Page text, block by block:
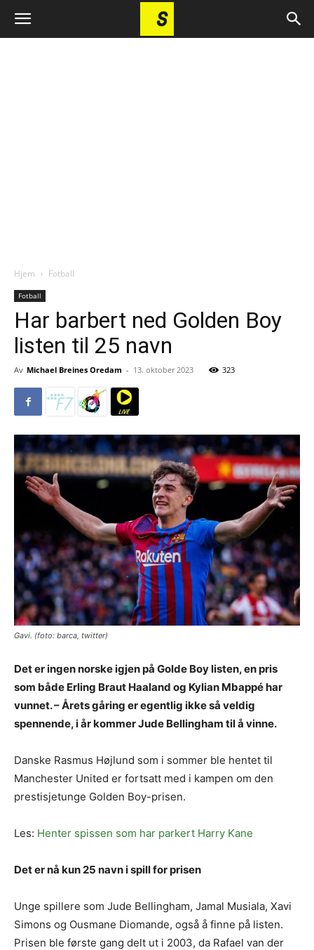
Hjem Fotball
Fotball
Har barbert ned Golden Boy
listen til 25 navn
Av Michael Breines Oredam - 13. oktober 2023 323
Gavi. (foto: barca, twitter)
Det er ingen norske igjen på Golde Boy listen, en pris
som både Erling Braut Haaland og Kylian Mbappé har
vunnet. – Årets gåring er egentlig ikke så veldig
spennende, i år kommer Jude Bellingham til å vinne.
Danske Rasmus Højlund som i sommer ble hentet til
Manchester United er fortsatt med i kampen om den
prestisjetunge Golden Boy-prisen.
Les: Henter spissen som har parkert Harry Kane
Det er nå kun 25 navn i spill for prisen
Unge spillere som Jude Bellingham, Jamal Musiala, Xavi
Simons og Ousmane Diomande, også å finne på listen.
Prisen ble første gang delt ut i 2003, da Rafael van der